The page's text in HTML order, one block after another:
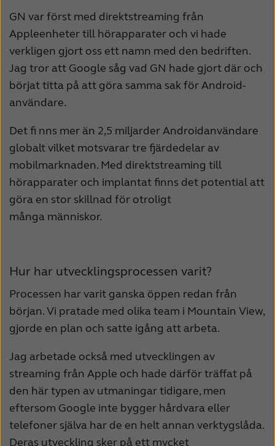
Kazakhstan Korea
Latinoamérica Netherlands
New Zealand Norge
Schweiz
Sverige
Türkçe United Kingdom
United States Österreich
عربي 日本
GN var först med direktstreaming från
Appleenheter till hörapparater och vi hade
verkligen gjort oss ett namn med den bedriften.
Jag tror att Google såg vad GN hade gjort där och
börjat titta på att göra samma sak för Android-
användare.
Det fi nns mer än 2,5 miljarder Androidanvändare
globalt vilket motsvarar tre fjärdedelar av
mobilmarknaden. Med direktstreaming till
hörapparater och implantat finns det potential att
göra en stor skillnad för otroligt
många människor.
Hur har utvecklingsprocessen varit?
Processen har varit ganska öppen redan från
början. Vi pratade med olika team i Mountain View,
gjorde en plan och satte igång att arbeta.
Jag arbetade också med utvecklingen av
streaming från Apple och hade därför träffat på
den här typen av utmaningar tidigare, men
eftersom Google inte bygger hårdvara eller
telefoner själva har de en helt annan verktygslåda.
Deras utveckling sker på ett mycket